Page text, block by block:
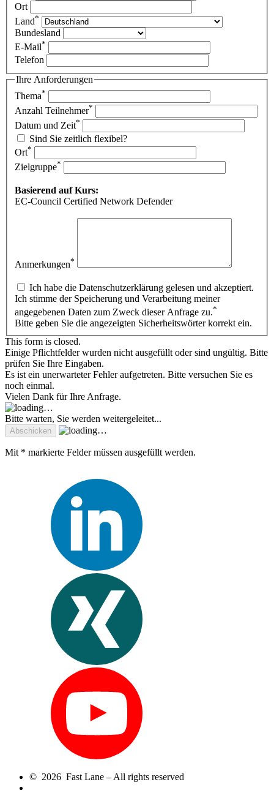
Ort
Land*
Bundesland
E-Mail*
Telefon
Ihre Anforderungen
Thema*
Anzahl Teilnehmer*
Datum und Zeit*
Sind Sie zeitlich flexibel?
Ort*
Zielgruppe*
Basierend auf Kurs:
EC-Council Certified Network Defender
Anmerkungen*
Ich habe die Datenschutzerklärung gelesen und akzeptiert.
Ich stimme der Speicherung und Verarbeitung meiner
angegebenen Daten zum Zweck dieser Anfrage zu.*
Bitte geben Sie die angezeigten Sicherheitswörter korrekt ein.
This form is closed.
Einige Pflichtfelder wurden nicht ausgefüllt oder sind ungültig. Bitte
prüfen Sie Ihre Eingaben.
Es ist ein unerwarteter Fehler aufgetreten. Bitte versuchen Sie es
noch einmal.
Vielen Dank für Ihre Anfrage.
Bitte warten, Sie werden weitergeleitet...
Mit * markierte Felder müssen ausgefüllt werden.
© 2026 Fast Lane – All rights reserved